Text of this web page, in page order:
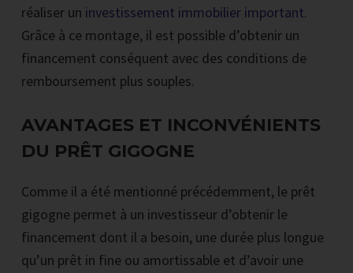
réaliser un investissement immobilier important.
Grâce à ce montage, il est possible d’obtenir un
financement conséquent avec des conditions de
remboursement plus souples.
AVANTAGES ET INCONVÉNIENTS
DU PRÊT GIGOGNE
Comme il a été mentionné précédemment, le prêt
gigogne permet à un investisseur d’obtenir le
financement dont il a besoin, une durée plus longue
qu’un prêt in fine ou amortissable et d’avoir une